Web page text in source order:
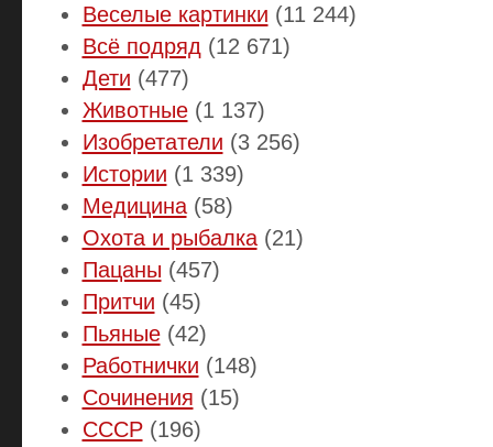
Веселые картинки (11 244)
Всё подряд (12 671)
Дети (477)
Животные(1 137)
Изобретатели (3 256)
Истории (1 339)
Медицина(58)
Охота и рыбалка(21)
Пацаны (457)
Притчи (45)
Пьяные(42)
Работнички (148)
Сочинения (15)
СССР(196)